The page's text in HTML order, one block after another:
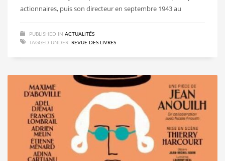
actionnaires, puis son directeur en septembre 1943 au
PUBLISHED IN ACTUALITÉS
TAGGED UNDER: REVUE DES LIVRES